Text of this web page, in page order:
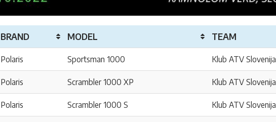
BRAND MODEL TEAM
Polaris Sportsman 1000 Klub ATV Slovenija
Polaris Scrambler 1000 XP Klub ATV Slovenija
Polaris Scrambler 1000 S Klub ATV Slovenija